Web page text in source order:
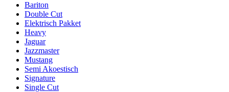
Bariton
Double Cut
Elektrisch Pakket
Heavy
Jaguar
Jazzmaster
Mustang
Semi Akoestisch
Signature
Single Cut